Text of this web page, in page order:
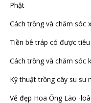
Phật
Cách trồng và chăm sóc
Tiền bê tráp có được
Cách trồng và chăm sóc
Kỹ thuật trồng cây su su
Vẻ đẹp Hoa Ông Lão -